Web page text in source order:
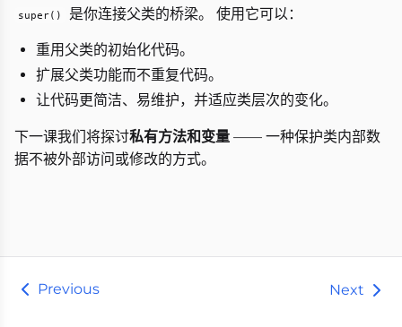
super() 是你连接父类的桥梁。 使用它可以：
重用父类的初始化代码。
扩展父类功能而不重复代码。
让代码更简洁、易维护，并适应类层次的变化。
下一课我们将探讨私有方法和变量 —— 一种保护类内部数
据不被外部访问或修改的方式。
Previous Next